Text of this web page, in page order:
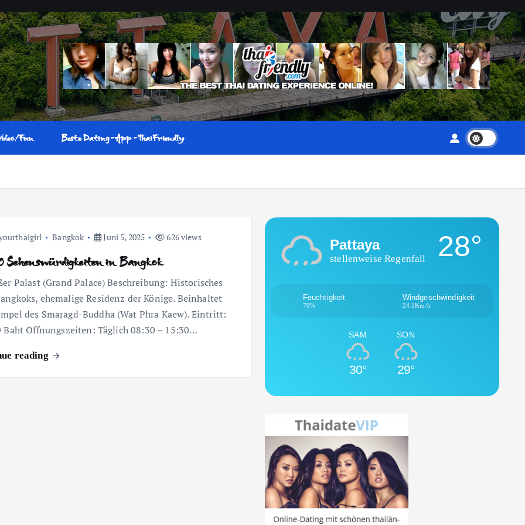
Fun Beste Dating-App-ThaiFriendly
Bangkok Juni 5, 2025 626 views
Sehenswürdigkeiten in Bangkok
Palast (Grand Palace) Beschreibung: Historisches
ehemalige Residenz der Könige. Beinhaltet
des Smaragd-Buddha (Wat Phra Kaew). Eintritt:
Baht Öffnungszeiten: Täglich 08:30 – 15:30…
reading
Pattaya
stellenweise Regenfall 28°
Feuchtigkeit
79%
Windgeschwindigkeit
24.1Km/h
SAM
30°
SON
29°